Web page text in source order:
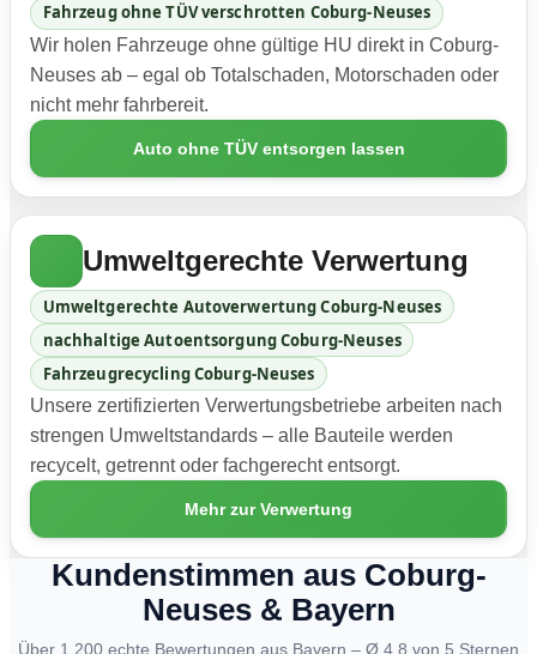
Fahrzeug ohne TÜV verschrotten Coburg-Neuses
Wir holen Fahrzeuge ohne gültige HU direkt in Coburg-
Neuses ab – egal ob Totalschaden, Motorschaden oder
nicht mehr fahrbereit.
Auto ohne TÜV entsorgen lassen
Umweltgerechte Verwertung
Umweltgerechte Autoverwertung Coburg-Neuses
nachhaltige Autoentsorgung Coburg-Neuses
Fahrzeugrecycling Coburg-Neuses
Unsere zertifizierten Verwertungsbetriebe arbeiten nach
strengen Umweltstandards – alle Bauteile werden
recycelt, getrennt oder fachgerecht entsorgt.
Mehr zur Verwertung
Kundenstimmen aus Coburg-
Neuses & Bayern
Über 1.200 echte Bewertungen aus Bayern – Ø 4,8 von 5 Sternen